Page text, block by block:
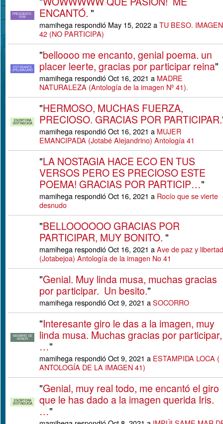
PRESIDENTE-
SVAI
ENCANTÓ. "
mamihega respondió May 15, 2022 a TU BESO. IMAGEN
42 (NO PARTICIPA)
ESTUDIANTE
UPEL-MACARO
"belloooo me encanto, genial poema. un
placer leerte, gracias por participar reina"
mamihega respondió Oct 16, 2021 a MADRE
NATURALEZA (Antología de la imagen Nº 41).
ESCRITORA
DISTINGUIDA
"HERMOSO, MUCHAS FUERZA,
PRECIOSO. GRACIAS POR PARTICIPAR.
mamihega respondió Oct 16, 2021 a MUJER
EMANCIPADA (Jotabé Alejandrino) Antología 41
"LA NOSTAGIA HACE ECO EN TUS
VERSOS PERO ES PRECIOSO ESTE
POEMA! GRACIAS POR PARTICIP…"
mamihega respondió Oct 16, 2021 a Rocío que se vierte
desnudo
"BELLOOOOOO GRACIAS POR
PARTICIPAR, MUY BONITO. "
mamihega respondió Oct 16, 2021 a Ave de paz y libertad
(Jotabejoa) Antología de la imagen No 41
"Genial. Muy linda musa, muchas gracias
por participar. Un besito."
mamihega respondió Oct 9, 2021 a SOCORRO
MIEMBRO DE
HONOR
"Interesante giro le das a la imagen, muy
linda musa. Muchas gracias por participar,
…"
mamihega respondió Oct 9, 2021 a ESTAMPIDA LOCA (
ANTOLOGÍA DE LA IMAGEN 41)
ESCRITORA
DISTINGUIDA
"Genial, muy real todo, me encantó el giro
que le has dado a la imagen querida Iris.
…"